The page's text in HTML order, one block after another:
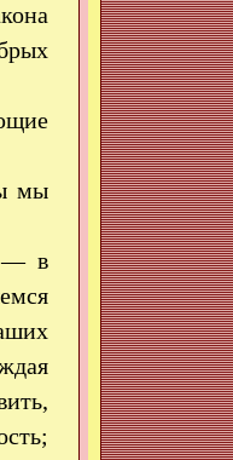
мы
— в